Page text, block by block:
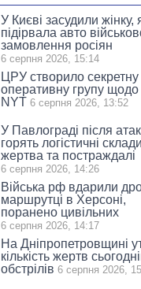
У Києві засудили жінку,
підірвала авто
замовлення росіян
6 серпня 2026, 15:14
ЦРУ створило секретну
оперативну групу
NYT 6 серпня 2026, 13:52
У Павлограді після
горять логістичні
жертва та постраждалі
6 серпня 2026, 14:26
Війська рф вдарили
маршрутці в Херсоні,
поранено цивільних
6 серпня 2026, 14:17
На Дніпропетровщині
кількість жертв
обстрілів 6 серпня 2026,